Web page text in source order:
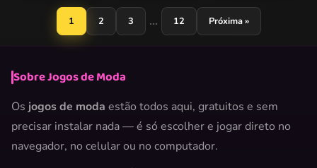
Up
1 2 3 ... 12 Próxima »
Sobre Jogos de Moda
Os jogos de moda estão todos aqui, gratuitos e sem
precisar instalar nada — é só escolher e jogar direto no
navegador, no celular ou no computador.